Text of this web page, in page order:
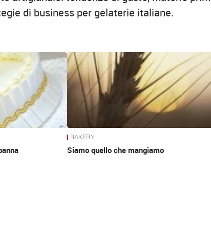
di business per gelaterie italiane.
BAKERY
Siamo quello che mangiamo